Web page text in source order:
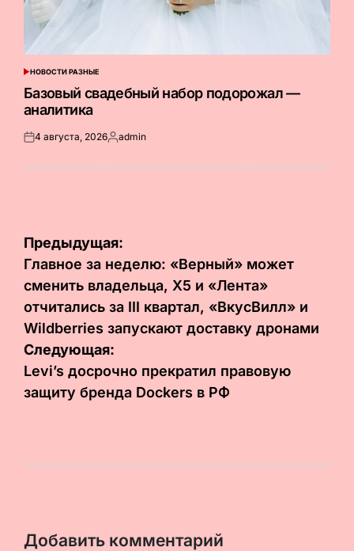
ОПУБЛИКОВАНО
В
НОВОСТИ РАЗНЫЕ
Базовый свадебный набор подорожал —
аналитика
Опубликовано
4 августа, 2026Запись
admin
Навигация
по
записям
Предыдущая:
Главное за неделю: «Верный» может
сменить владельца, X5 и «Лента»
отчитались за III квартал, «ВкусВилл» и
Wildberries запускают доставку дронами
Следующая:
Levi’s досрочно прекратил правовую
защиту бренда Dockers в РФ
Добавить комментарий